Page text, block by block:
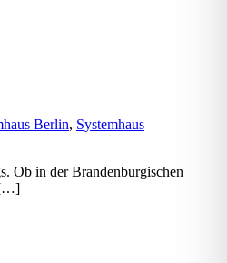
Berlin, Systemhaus
Ob in der Brandenburgischen
[…]